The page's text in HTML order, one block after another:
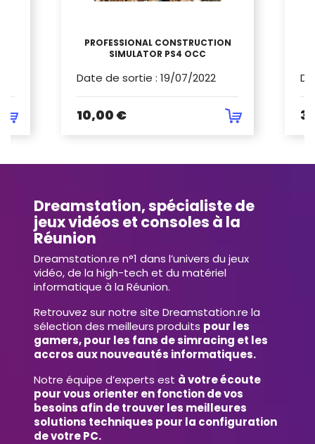
PROFESSIONAL CONSTRUCTION
SIMULATOR PS4 OCC
Date de sortie : 19/07/2022
10,00 €
Dreamstation, spécialiste de
jeux vidéos et consoles à la
Réunion
Dreamstation.re n°1 dans l’univers du jeux
vidéo, de la high-tech et du matériel
informatique à la Réunion.
Retrouvez sur notre site Dreamstation.re la
sélection des meilleurs produits pour les
gamers, pour les fans de simracing et les
accros aux nouveautés informatiques.
Notre équipe d’experts est à votre écoute
pour vous orienter en fonction de vos
besoins afin de trouver les meilleures
solutions techniques pour la configuration
de votre PC.